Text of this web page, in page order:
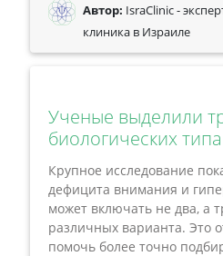
Автор: IsraClinic -
клиника в Израиле
Ученые выделили
биологических
Крупное исследование
дефицита внимания и
может включать не два, а
различных варианта. Это
помочь более точно